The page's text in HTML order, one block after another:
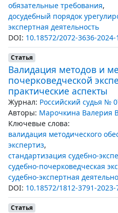
обязательные требования,
досудебный порядок
экспертная деятельность
DOI: 10.18572/2072-3636-
Статья
Валидация методов и
почерковедческой
практические аспекты
Журнал: Российский судья №
Авторы: Марочкина Валерия
Ключевые слова:
валидация методического
экспертиз,
стандартизация судебно-
судебно-почерковедческая
судебно-экспертная
DOI: 10.18572/1812-3791-
Статья